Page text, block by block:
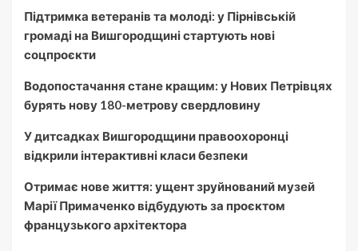
Підтримка ветеранів та молоді: у Пірнівській
громаді на Вишгородщині стартують нові
соцпроєкти
Водопостачання стане кращим: у Нових Петрівцях
бурять нову 180-метрову свердловину
У дитсадках Вишгородщини правоохоронці
відкрили інтерактивні класи безпеки
Отримає нове життя: ущент зруйнований музей
Марії Примаченко відбудують за проєктом
французького архітектора